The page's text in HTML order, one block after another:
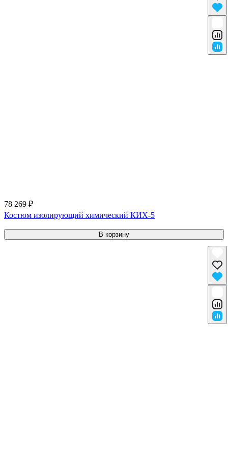
78 269 ₽
Костюм изолирующий химический КИХ-5
В корзину